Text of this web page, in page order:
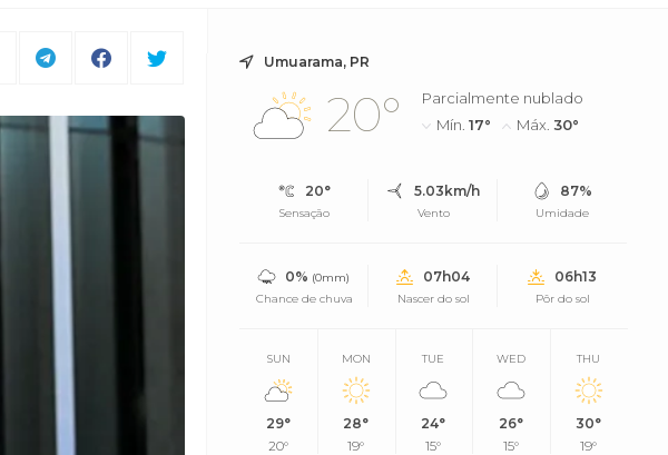
Umuarama, PR
20°
Parcialmente nublado
Mín.17° Máx.30°
20°
Sensação
5.03km/h
Vento
87%
Umidade
0% (0mm)
Chance de chuva
07h04
Nascer do sol
06h13
Pôr do sol
SUN
29°
20°
MON
28°
19°
TUE
24°
15°
WED
26°
15°
THU
30°
19°